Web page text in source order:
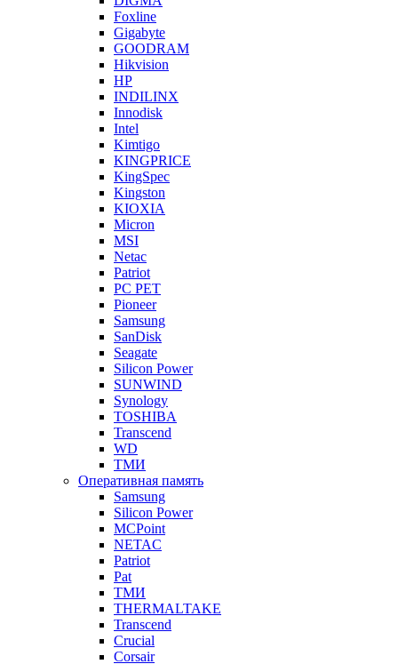
Foxline
Gigabyte
GOODRAM
Hikvision
HP
INDILINX
Innodisk
Intel
Kimtigo
KINGPRICE
KingSpec
Kingston
KIOXIA
Micron
MSI
Netac
Patriot
PC PET
Pioneer
Samsung
SanDisk
Seagate
Silicon Power
SUNWIND
Synology
TOSHIBA
Transcend
WD
ТМИ
Оперативная память
Samsung
Silicon Power
MCPoint
NETAC
Patriot
Pat
ТМИ
THERMALTAKE
Transcend
Crucial
Corsair